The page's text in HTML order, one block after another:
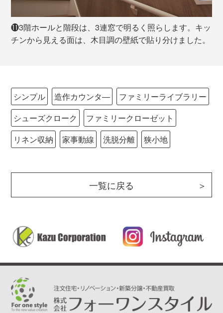
⓫3階ホールと階段は、3連窓で明るく照らします。キッ
チンから見える面は、木目調の壁紙で貼り分けました。
シンプル 造作カウンタ―
ファミリーライブラリー
シューズクローク
ファミリークローゼット
リネン収納
家事動線 洗脱分離 狭小地
一覧に戻る